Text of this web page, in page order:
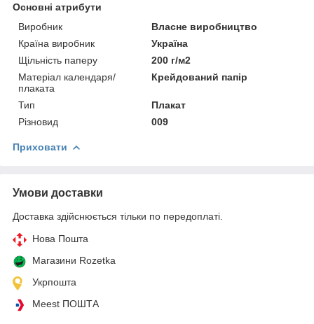
Основні атрибути
Виробник
Власне виробництво
Країна виробник
Україна
Щільність паперу
200 г/м2
Матеріал календаря/
плаката
Крейдований папір
Тип
Плакат
Різновид
009
Приховати
Умови доставки
Доставка здійснюється тільки по передоплаті.
Нова Пошта
Магазини Rozetka
Укрпошта
Meest ПОШТА